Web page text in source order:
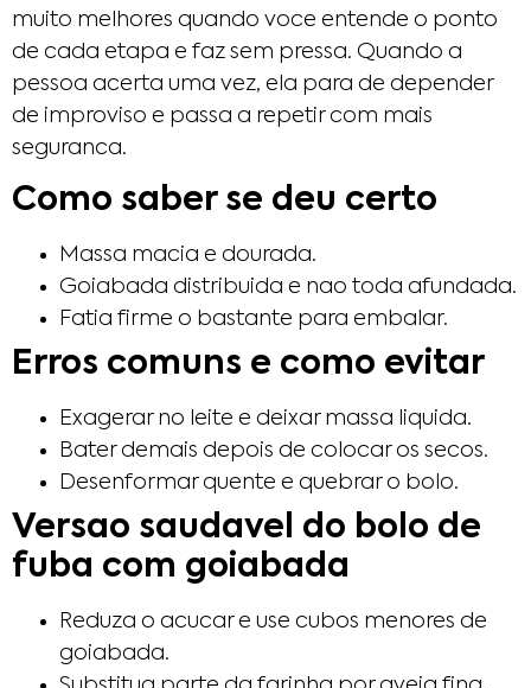
muito melhores quando voce entende o ponto
de cada etapa e faz sem pressa. Quando a
pessoa acerta uma vez, ela para de depender
de improviso e passa a repetir com mais
seguranca.
Como saber se deu certo
Massa macia e dourada.
Goiabada distribuida e nao toda afundada.
Fatia firme o bastante para embalar.
Erros comuns e como evitar
Exagerar no leite e deixar massa liquida.
Bater demais depois de colocar os secos.
Desenformar quente e quebrar o bolo.
Versao saudavel do bolo de
fuba com goiabada
Reduza o acucar e use cubos menores de
goiabada.